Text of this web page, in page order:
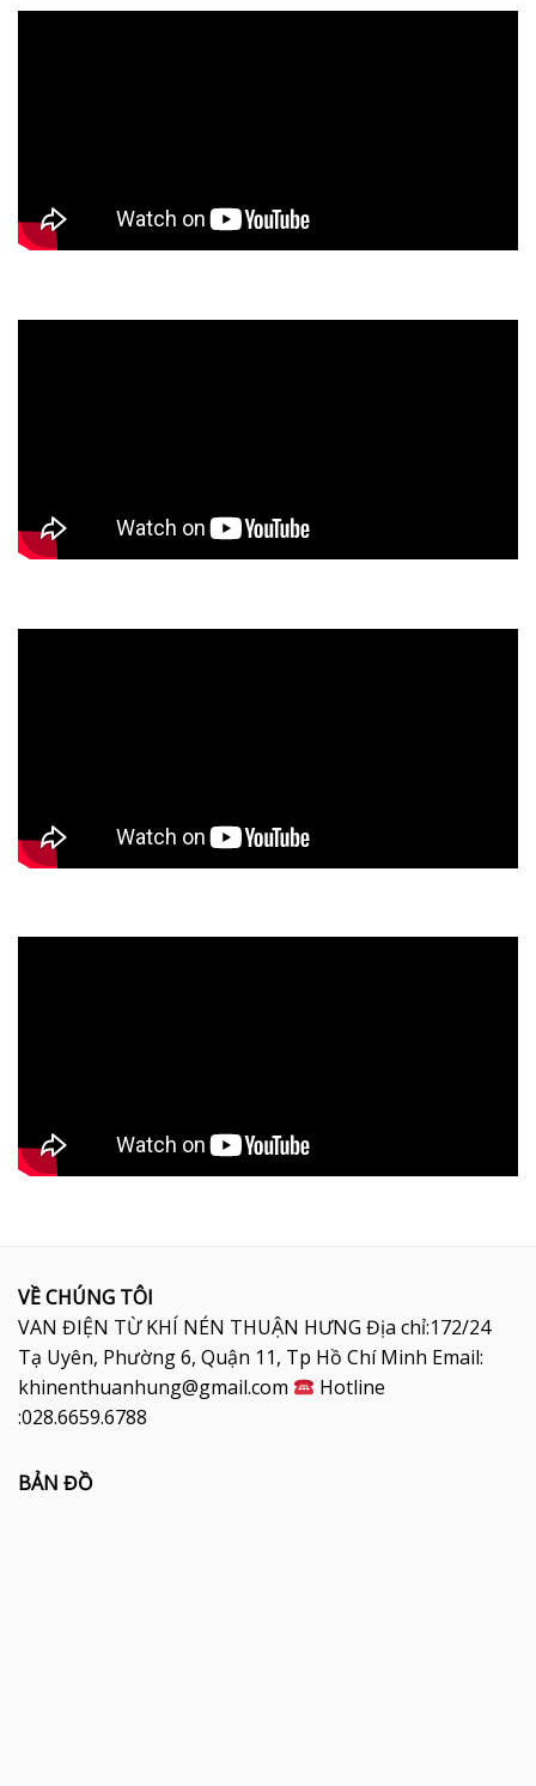
VỀ CHÚNG TÔI
VAN ĐIỆN TỪ KHÍ NÉN THUẬN HƯNG Địa chỉ:172/24
Tạ Uyên, Phường 6, Quận 11, Tp Hồ Chí Minh Email:
khinenthuanhung@gmail.com
Hotline
:028.6659.6788
BẢN ĐỒ